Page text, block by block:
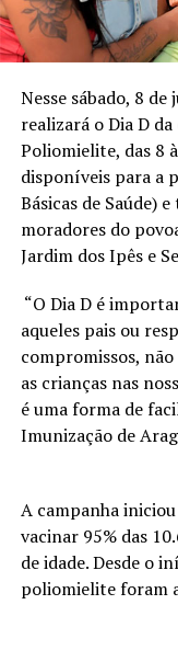
Nesse sábado, 8
realizará o Dia D
Poliomielite, das 8
disponíveis para a
Básicas de Saúde)
moradores do
Jardim dos Ipês e
“O Dia D é
aqueles pais ou
compromissos,
as crianças nas
é uma forma de
Imunização de
A campanha
vacinar 95% das
de idade. Desde o
poliomielite foram